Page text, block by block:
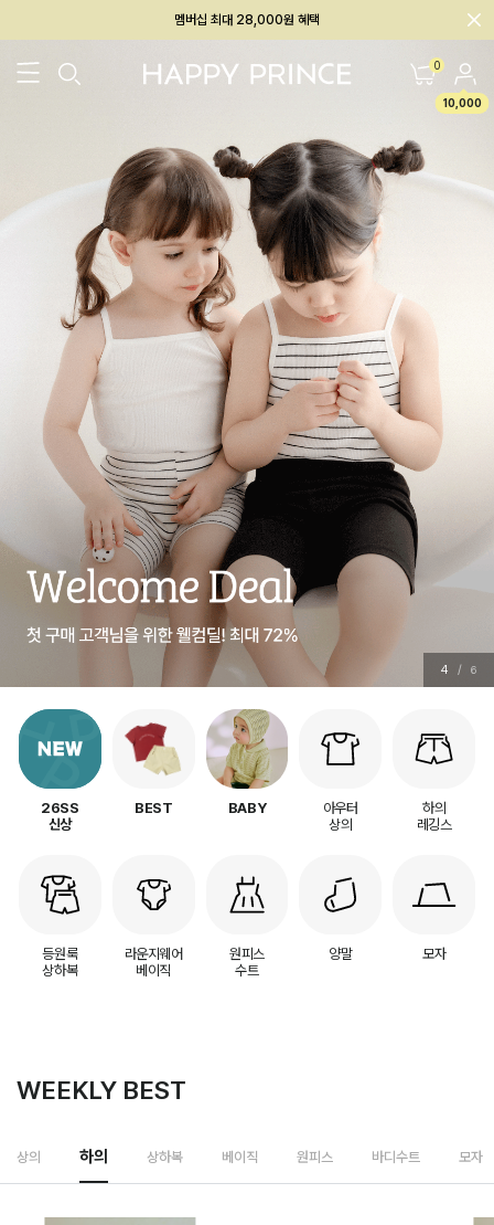
회원전용 아울렛, 가입하면 ~60% 할인!
0
10,000
4 / 6
26SS
신상
BEST BABY
아우터
상의
하의
레깅스
등원룩
상하복
라운지웨어
베이직
원피스
수트
양말 모자
WEEKLY BEST
상의 하의 상하복 베이직 원피스 바디수트 모자